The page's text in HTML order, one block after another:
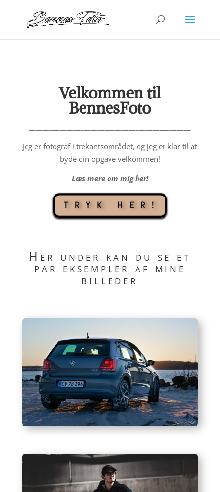
Velkommen til
BennesFoto
Jeg er fotograf i trekantsområdet, og jeg er klar til at
byde din opgave velkommen!
Læs mere om mig her!
TRYK HER!
Her under kan du se et
par eksempler af mine
billeder